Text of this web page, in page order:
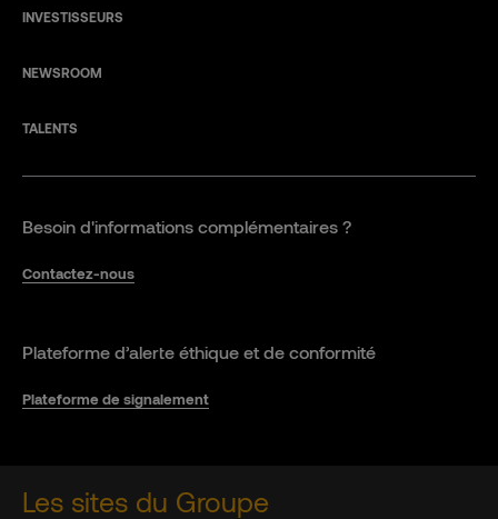
INVESTISSEURS
NEWSROOM
TALENTS
Besoin d'informations complémentaires ?
Contactez-nous
Plateforme d’alerte éthique et de conformité
Plateforme de signalement
Les sites du Groupe